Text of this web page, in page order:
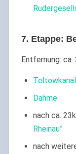
7. Etappe:
Entfernung: ca.
Teltowkanal
Dahme
nach ca.
Rheinau”
nach